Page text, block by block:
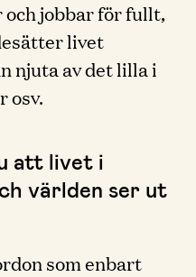
och jobbar för fullt,
livet
njuta av det lilla i
osv.
att livet i
världen ser ut
som enbart